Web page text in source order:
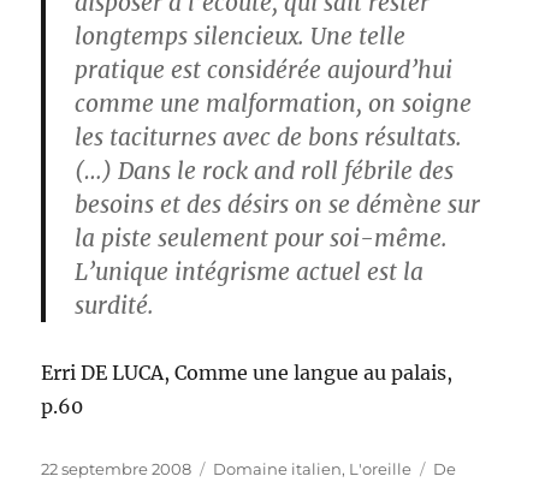
longtemps silencieux. Une telle
pratique est considérée aujourd’hui
comme une malformation, on soigne
les taciturnes avec de bons résultats.
(…) Dans le rock and roll fébrile des
besoins et des désirs on se démène sur
la piste seulement pour soi-même.
L’unique intégrisme actuel est la
surdité.
Erri DE LUCA, Comme une langue au palais,
p.60
Publié
22 septembre 2008 Catégories
Domaine italien, L'oreille Étiquettes
De